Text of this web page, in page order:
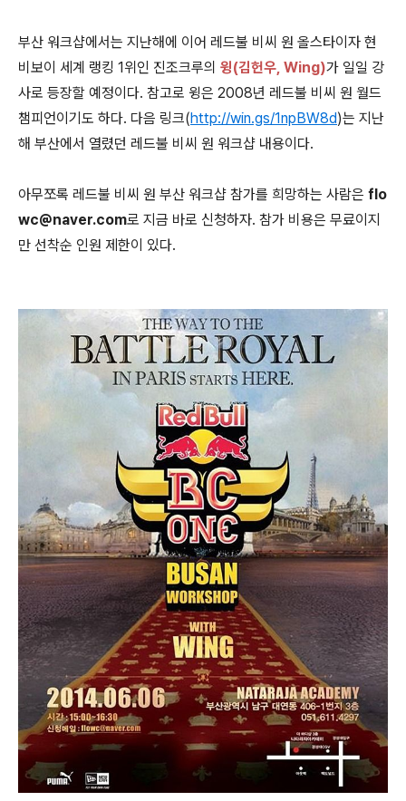
부산 워크샵에서는 지난해에 이어 레드불 비씨 원 올스타이자 현
비보이 세계 랭킹 1위인 진조크루의 윙(김헌우, Wing)가 일일 강
사로 등장할 예정이다. 참고로 윙은 2008년 레드불 비씨 원 월드
챔피언이기도 하다. 다음 링크(http://win.gs/1npBW8d)는 지난
해 부산에서 열렸던 레드불 비씨 원 워크샵 내용이다.
아무쪼록 레드불 비씨 원 부산 워크샵 참가를 희망하는 사람은 flo
wc@naver.com로 지금 바로 신청하자. 참가 비용은 무료이지
만 선착순 인원 제한이 있다.